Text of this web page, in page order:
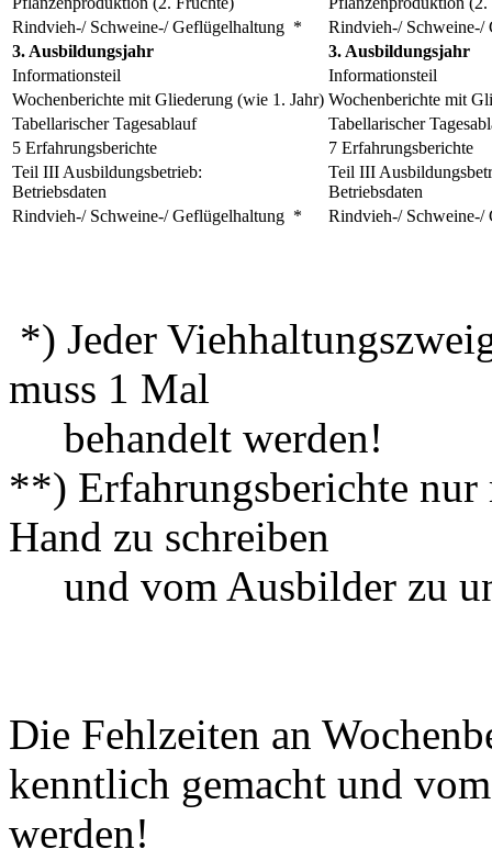
Rindvieh-/ Schweine-/ Geflügelhaltung *
Rindvieh-/
3. Ausbildungsjahr
3. Ausbildungsjahr
Informationsteil
Informationsteil
Wochenberichte mit Gliederung (wie 1. Jahr) Wochenberichte mit
Tabellarischer Tagesablauf
Tabellarischer
5 Erfahrungsberichte
7 Erfahrungsberichte
Teil III Ausbildungsbetrieb:
Betriebsdaten
Teil III
Betriebsdaten
Rindvieh-/ Schweine-/ Geflügelhaltung *
Rindvieh-/
*) Jeder
muss 1 Mal
behandelt werden!
**) Erfahrungsberichte
Hand zu schreiben
und vom Ausbilder zu
Die Fehlzeiten an
kenntlich gemacht und
werden!